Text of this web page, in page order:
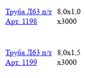
Труба Л63 п/т
Арт. 1198
8,0х1,0
х3000
Труба Л63 п/т
Арт. 1199
8,0х1,5
х3000